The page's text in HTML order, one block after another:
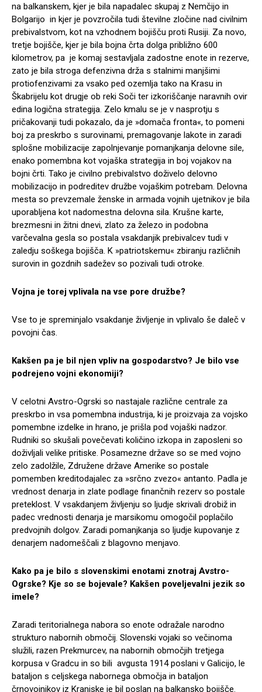
na balkanskem, kjer je bila napadalec skupaj z Nemčijo in
Bolgarijo in kjer je povzročila tudi številne zločine nad civilnim
prebivalstvom, kot na vzhodnem bojišču proti Rusiji. Za novo,
tretje bojišče, kjer je bila bojna črta dolga približno 600
kilometrov, pa je komaj sestavljala zadostne enote in rezerve,
zato je bila stroga defenzivna drža s stalnimi manjšimi
protiofenzivami za vsako ped ozemlja tako na Krasu in
Škabrijelu kot drugje ob reki Soči ter izkoriščanje naravnih ovir
edina logična strategija. Zelo kmalu se je v nasprotju s
pričakovanji tudi pokazalo, da je »domača fronta«, to pomeni
boj za preskrbo s surovinami, premagovanje lakote in zaradi
splošne mobilizacije zapolnjevanje pomanjkanja delovne sile,
enako pomembna kot vojaška strategija in boj vojakov na
bojni črti. Tako je civilno prebivalstvo doživelo delovno
mobilizacijo in podreditev družbe vojaškim potrebam. Delovna
mesta so prevzemale ženske in armada vojnih ujetnikov je bila
uporabljena kot nadomestna delovna sila. Krušne karte,
brezmesni in žitni dnevi, zlato za železo in podobna
varčevalna gesla so postala vsakdanjik prebivalcev tudi v
zaledju soškega bojišča. K »patriotskemu« zbiranju različnih
surovin in gozdnih sadežev so pozivali tudi otroke.
Vojna je torej vplivala na vse pore družbe?
Vse to je spreminjalo vsakdanje življenje in vplivalo še daleč v
povojni čas.
Kakšen pa je bil njen vpliv na gospodarstvo? Je bilo vse
podrejeno vojni ekonomiji?
V celotni Avstro-Ogrski so nastajale različne centrale za
preskrbo in vsa pomembna industrija, ki je proizvaja za vojsko
pomembne izdelke in hrano, je prišla pod vojaški nadzor.
Rudniki so skušali povečevati količino izkopa in zaposleni so
doživljali velike pritiske. Posamezne države so se med vojno
zelo zadolžile, Združene države Amerike so postale
pomemben kreditodajalec za »srčno zvezo« antanto. Padla je
vrednost denarja in zlate podlage finančnih rezerv so postale
preteklost. V vsakdanjem življenju so ljudje skrivali drobiž in
padec vrednosti denarja je marsikomu omogočil poplačilo
predvojnih dolgov. Zaradi pomanjkanja so ljudje kupovanje z
denarjem nadomeščali z blagovno menjavo.
Kako pa je bilo s slovenskimi enotami znotraj Avstro-
Ogrske? Kje so se bojevale? Kakšen poveljevalni jezik so
imele?
Zaradi teritorialnega nabora so enote odražale narodno
strukturo nabornih območij. Slovenski vojaki so večinoma
služili, razen Prekmurcev, na nabornih območjih tretjega
korpusa v Gradcu in so bili avgusta 1914 poslani v Galicijo, le
bataljon s celjskega nabornega območja in bataljon
črnovojnikov iz Kranjske je bil poslan na balkansko bojišče.